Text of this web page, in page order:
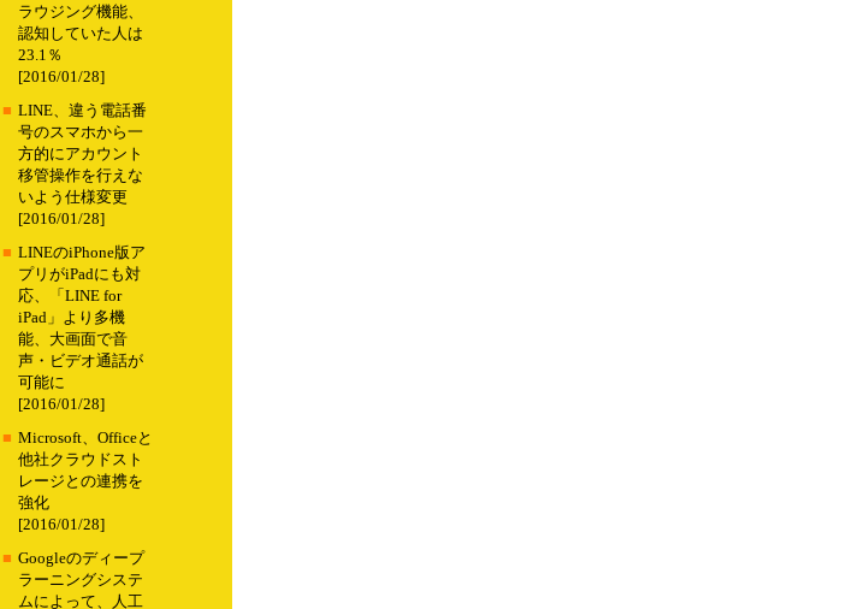
ラウジング機能、
認知していた人は
23.1％
[2016/01/28]
■ LINE、違う電話番
号のスマホから一
方的にアカウント
移管操作を行えな
いよう仕様変更
[2016/01/28]
■ LINEのiPhone版ア
プリがiPadにも対
応、「LINE for
iPad」より多機
能、大画面で音
声・ビデオ通話が
可能に
[2016/01/28]
■ Microsoft、Officeと
他社クラウドスト
レージとの連携を
強化
[2016/01/28]
■ Googleのディープ
ラーニングシステ
ムによって、人工